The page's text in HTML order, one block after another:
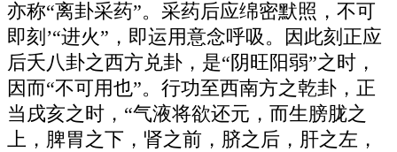
亦称“离卦采药”。采药后应绵密默照，不可
即刻’“进火”，即运用意念呼吸。因此刻正应
后夭八卦之西方兑卦，是“阴旺阳弱”之时，
因而“不可用也”。行功至西南方之乾卦，正
当戌亥之时，“气液将欲还元，而生膀胧之
上，脾胃之下，肾之前，脐之后，肝之左，